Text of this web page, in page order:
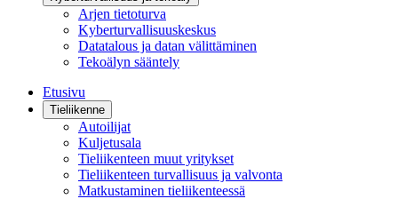
Arjen tietoturva
Kyberturvallisuuskeskus
Datatalous ja datan välittäminen
Tekoälyn sääntely
Etusivu
Tieliikenne
Autoilijat
Kuljetusala
Tieliikenteen muut yritykset
Tieliikenteen turvallisuus ja valvonta
Matkustaminen tieliikenteessä